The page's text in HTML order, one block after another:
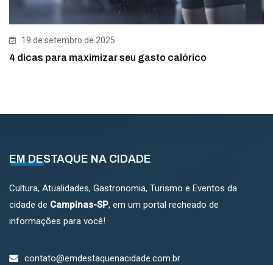
19 de setembro de 2025
4 dicas para maximizar seu gasto calórico
EM DESTAQUE NA CIDADE
Cultura, Atualidades, Gastronomia, Turismo e Eventos da
cidade de Campinas-SP, em um portal recheado de
informações para você!
contato@emdestaquenacidade.com.br